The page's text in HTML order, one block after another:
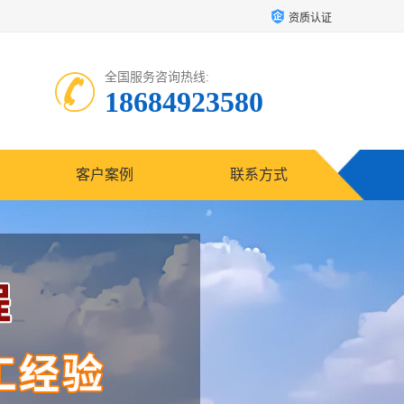
资质认证
全国服务咨询热线:
18684923580
客户案例 联系方式